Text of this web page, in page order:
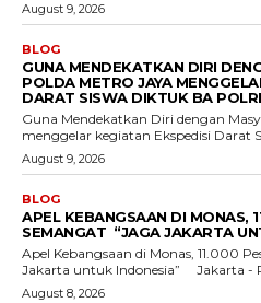
August 9, 2026
BLOG
GUNA MENDEKATKAN DIRI
POLDA METRO JAYA
DARAT SISWA DIKTUK BA
Guna Mendekatkan Diri dengan
menggelar kegiatan Ekspedisi Darat
August 9, 2026
BLOG
APEL KEBANGSAAN DI MONAS,
SEMANGAT “JAGA JAKARTA
Apel Kebangsaan di Monas, 11.000
Jakarta untuk
August 8, 2026